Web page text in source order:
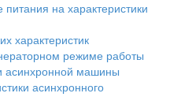
на характеристики
характеристик
режиме работы
асинхронной машины
асинхронного